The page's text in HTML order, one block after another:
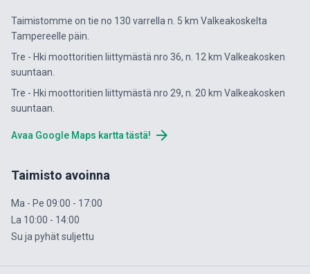
Taimistomme on tie no 130 varrella n. 5 km Valkeakoskelta
Tampereelle päin.
Tre - Hki moottoritien liittymästä nro 36, n. 12 km Valkeakosken
suuntaan.
Tre - Hki moottoritien liittymästä nro 29, n. 20 km Valkeakosken
suuntaan.
Avaa Google Maps kartta tästä! arrow_forward
Taimisto avoinna
Ma - Pe 09:00 - 17:00
La 10:00 - 14:00
Su ja pyhät suljettu